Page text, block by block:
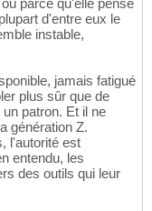
parce qu'elle pense
d'entre eux le
instable,
jamais fatigué
plus sûr que de
patron. Et il ne
génération Z.
l'autorité est
entendu, les
des outils qui leur